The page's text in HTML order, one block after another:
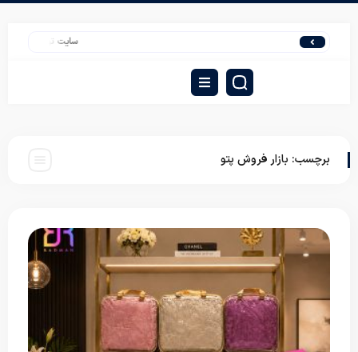
سایت تولیدی روتختی
برچسب: بازار فروش پتو